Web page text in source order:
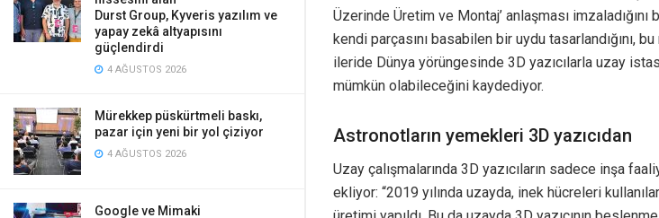
Durst Group, Kyveris yazılım ve
yapay zekâ altyapısını
güçlendirdi
4 AĞUSTOS 2026
Mürekkep püskürtmeli baskı,
pazar için yeni bir yol çiziyor
4 AĞUSTOS 2026
Google ve Mimaki
Üzerinde Üretim ve Montaj’ anlaşması imzaladığını
kendi parçasını basabilen bir uydu tasarlandığını,
ileride Dünya yörüngesinde 3D yazıcılarla uzay
mümkün olabileceğini kaydediyor.
Astronotların yemekleri 3D yazıcıdan
Uzay çalışmalarında 3D yazıcıların sadece inşa
ekliyor: “2019 yılında uzayda, inek hücreleri